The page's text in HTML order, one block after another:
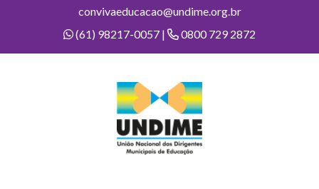
convivaeducacao@undime.org.br
(61) 98217-0057 |
0800 729 2872